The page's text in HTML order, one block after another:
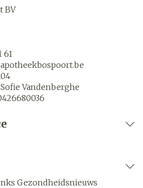
BV
61
apotheekbospoort.be
Sofie Vandenberghe
Gezondheidsnieuws